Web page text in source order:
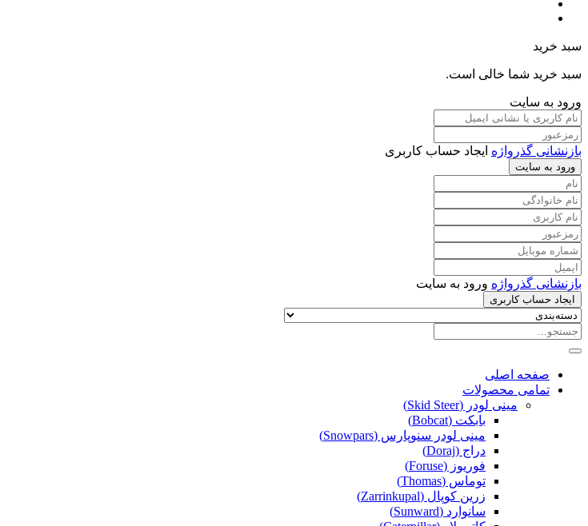
سبد خرید
سبد خرید شما خالی است.
ورود به سایت
بازنشانی گذرواژه ایجاد حساب کاربری
ورود به سایت
بازنشانی گذرواژه ورود به سایت
ایجاد حساب کاربری
صفحه اصلی
تمامی محصولات
مینی لودر (Skid Steer)
بابکت (Bobcat)
مینی لودر سنوپارس (Snowpars)
دراج (Doraj)
فوریوز (Foruse)
توماس (Thomas)
زرین کوپال (Zarrinkupal)
سانوارد (Sunward)